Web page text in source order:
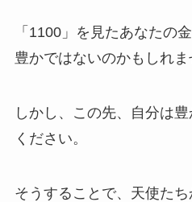
「1100」を見たあなたの
豊かではないのかもしれま
しかし、この先、自分は
ください。
そうすることで、天使た